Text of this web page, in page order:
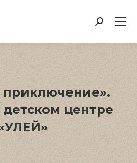
Поиск:
приключение».
центре